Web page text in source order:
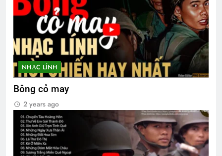
TRĂNG NGOÀI QUAN ẢI (Lý Bạch)
3 Years Ago
Em còn nhớ mùa Xuân
2 Years Ago
NHẠC LÍNH
Bông cỏ may
2 years ago